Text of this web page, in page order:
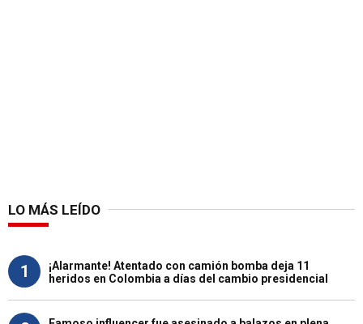
LO MÁS LEÍDO
1
¡Alarmante! Atentado con camión bomba deja 11
heridos en Colombia a días del cambio presidencial